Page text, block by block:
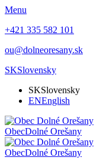
Menu
+421 335 582 101
ou@dolneoresany.sk
SKSlovensky
SKSlovensky
ENEnglish
ObecDolné Orešany
ObecDolné Orešany